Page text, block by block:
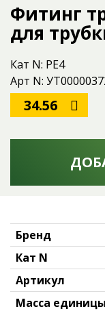
Фитинг
для
Кат N: PE4
Арт N:
34.56
Бренд
Кат N
Артикул
Масса единицы